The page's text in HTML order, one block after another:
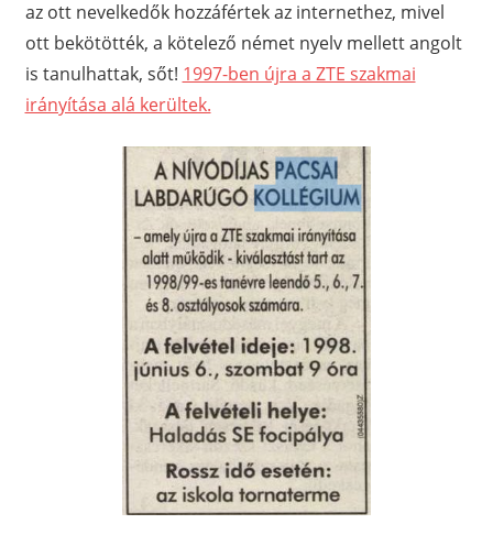
az ott nevelkedők hozzáfértek az internethez, mivel
ott bekötötték, a kötelező német nyelv mellett angolt
is tanulhattak, sőt! 1997-ben újra a ZTE szakmai
irányítása alá kerültek.